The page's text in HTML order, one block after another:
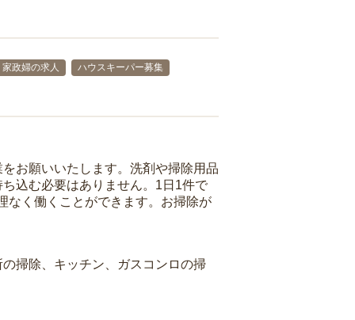
家政婦の求人
ハウスキーパー募集
お願いいたします。洗剤や掃除用品
込む必要はありません。1日1件で
なく働くことができます。お掃除が
掃除、キッチン、ガスコンロの掃